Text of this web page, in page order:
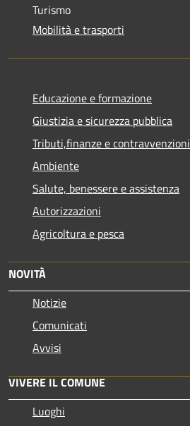
Turismo
Mobilità e trasporti
Educazione e formazione
Giustizia e sicurezza pubblica
Tributi,finanze e contravvenzioni
Ambiente
Salute, benessere e assistenza
Autorizzazioni
Agricoltura e pesca
NOVITÀ
Notizie
Comunicati
Avvisi
VIVERE IL COMUNE
Luoghi